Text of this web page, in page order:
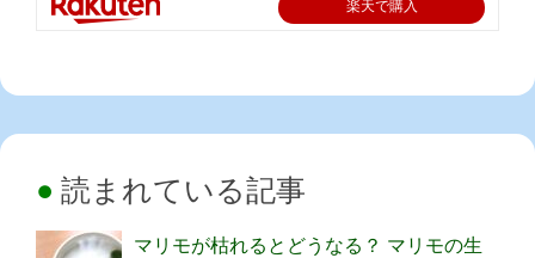
楽天で購入
読まれている記事
マリモが枯れるとどうなる？ マリモの生